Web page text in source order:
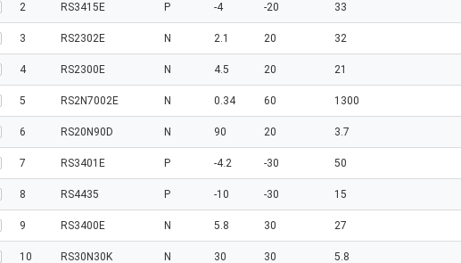
2 RS3415E P -4 -20 33
3 RS2302E N 2.1 20 32
4 RS2300E N 4.5 20 21
5 RS2N7002E N 0.34 60 1300
6 RS20N90D N 90 20 3.7
7 RS3401E P -4.2 -30 50
8 RS4435 P -10 -30 15
9 RS3400E N 5.8 30 27
10 RS30N30K N 30 30 5.8